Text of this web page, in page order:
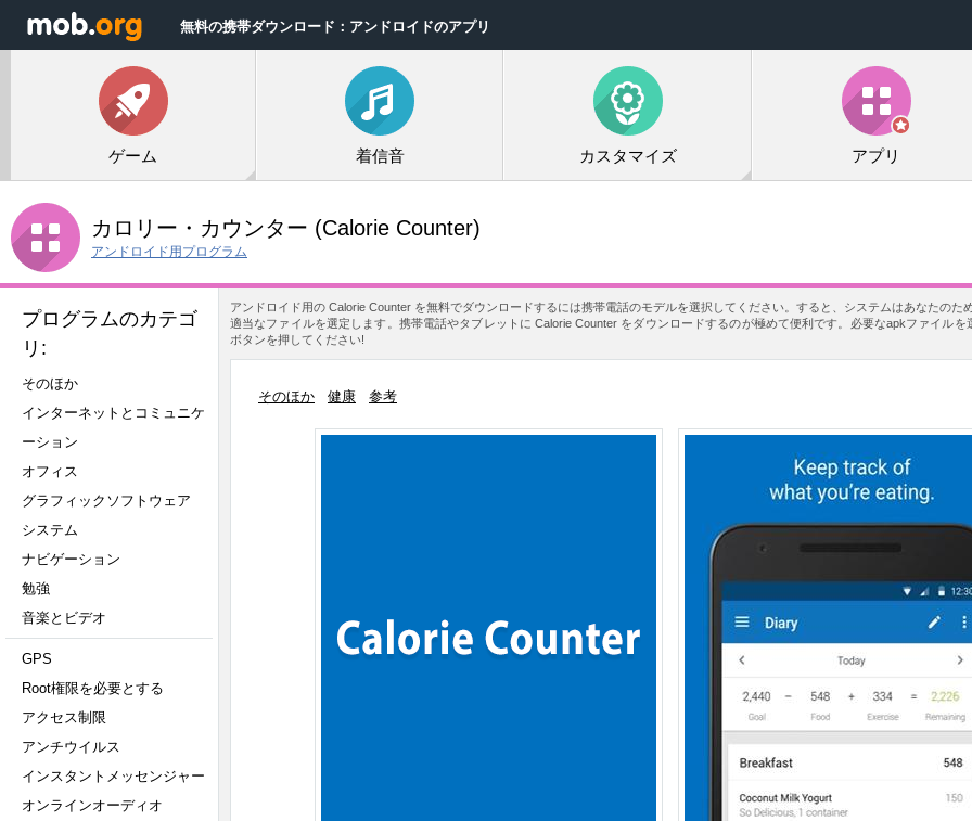
無料の携帯ダウンロード：アンドロイドのアプリ
ゲーム 着信音 カスタマイズ アプリ
カロリー・カウンター (Calorie Counter)
アンドロイド用プログラム
プログラムのカテゴ
リ:
そのほか
インターネットとコミュニケ
ーション
オフィス
グラフィックソフトウェア
システム
ナビゲーション
勉強
音楽とビデオ
GPS
Root権限を必要とする
アクセス制限
アンチウイルス
インスタントメッセンジャー
オンラインオーディオ
アンドロイド用の Calorie Counter を無料でダウンロードするには携帯電話のモデルを選択してください。すると、システムはあなたのた
適当なファイルを選定します。携帯電話やタブレットに Calorie Counter をダウンロードするのが極めて便利です。必要なapkファイルを
ボタンを押してください!
そのほか 健康 参考